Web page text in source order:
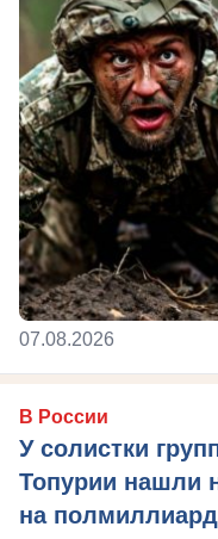
07.08.2026
В России
У солистки
Топурии нашли
на